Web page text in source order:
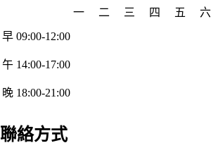
一
二 三 四 五
六
早 09:00-12:00
午 14:00-17:00
晚 18:00-21:00
聯絡方式